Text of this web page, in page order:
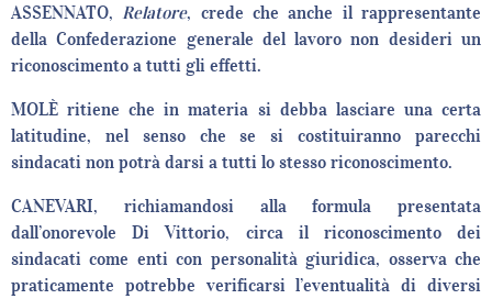
ASSENNATO,Relatore, crede che anche il rappresentante
della Confederazione generale del lavoro non desideri un
riconoscimento a tutti gli effetti.
MOLÈ ritiene che in materia si debba lasciare una certa
latitudine, nel senso che se si costituiranno parecchi
sindacati non potrà darsi a tutti lo stesso riconoscimento.
CANEVARI, richiamandosi alla formula presentata
dall’onorevole Di Vittorio, circa il riconoscimento dei
sindacati come enti con personalità giuridica, osserva che
praticamente potrebbe verificarsi l’eventualità di diversi